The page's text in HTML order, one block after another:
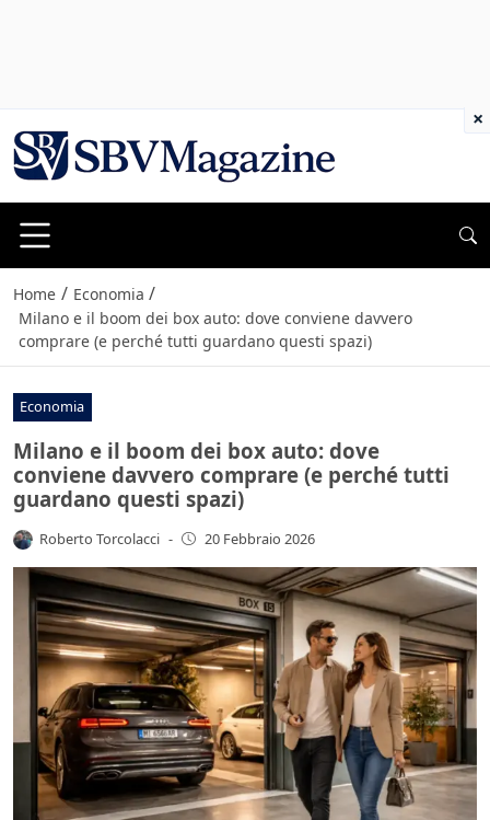
Home / Economia /
Milano e il boom dei box auto: dove conviene davvero
comprare (e perché tutti guardano questi spazi)
Economia
Milano e il boom dei box auto: dove
conviene davvero comprare (e perché tutti
guardano questi spazi)
Roberto Torcolacci - 20 Febbraio 2026
×